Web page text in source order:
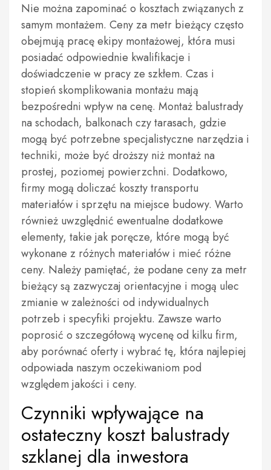
Nie można zapominać o kosztach związanych z
samym montażem. Ceny za metr bieżący często
obejmują pracę ekipy montażowej, która musi
posiadać odpowiednie kwalifikacje i
doświadczenie w pracy ze szkłem. Czas i
stopień skomplikowania montażu mają
bezpośredni wpływ na cenę. Montaż balustrady
na schodach, balkonach czy tarasach, gdzie
mogą być potrzebne specjalistyczne narzędzia i
techniki, może być droższy niż montaż na
prostej, poziomej powierzchni. Dodatkowo,
firmy mogą doliczać koszty transportu
materiałów i sprzętu na miejsce budowy. Warto
również uwzględnić ewentualne dodatkowe
elementy, takie jak poręcze, które mogą być
wykonane z różnych materiałów i mieć różne
ceny. Należy pamiętać, że podane ceny za metr
bieżący są zazwyczaj orientacyjne i mogą ulec
zmianie w zależności od indywidualnych
potrzeb i specyfiki projektu. Zawsze warto
poprosić o szczegółową wycenę od kilku firm,
aby porównać oferty i wybrać tę, która najlepiej
odpowiada naszym oczekiwaniom pod
względem jakości i ceny.
Czynniki wpływające na
ostateczny koszt balustrady
szklanej dla inwestora